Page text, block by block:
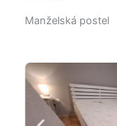
Manželská postel